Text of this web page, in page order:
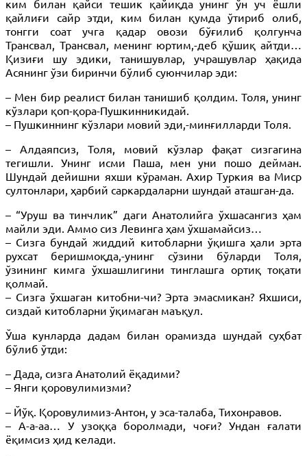
ким билан қайси тешик қайиқда унинг ўн уч ёшли
қайлиғи сайр этди, ким билан қумда ўтириб олиб,
тонгги соат учга қадар овози бўғилиб қолгунча
Трансвал, Трансвал, менинг юртим,-деб қўшиқ айтди…
Қизиғи шу эдики, танишувлар, учрашувлар ҳақида
Асянинг ўзи биринчи бўлиб суюнчилар эди:
– Мен бир реалист билан танишиб қолдим. Толя, унинг
кўзлари қоп-қора-Пушкинникидай.
– Пушкиннинг кўзлари мовий эди,-минғилларди Толя.
– Алдаяпсиз, Толя, мовий кўзлар фақат сизгагина
тегишли. Унинг исми Паша, мен уни пошо дейман.
Шундай дейишни яхши кўраман. Ахир Туркия ва Миср
султонлари, ҳарбий саркардаларни шундай аташган-да.
– “Уруш ва тинчлик” даги Анатолийга ўхшасангиз ҳам
майли эди. Аммо сиз Левинга ҳам ўхшамайсиз…
– Сизга бундай жиддий китобларни ўқишга ҳали эрта
рухсат беришмоқда,-унинг сўзини бўларди Толя,
ўзининг кимга ўхшашлигини тинглашга ортиқ тоқати
қолмай.
– Сизга ўхшаган китобни-чи? Эрта эмасмикан? Яхшиси,
сиздай китобларни ўқимаган маъқул.
Ўша кунларда дадам билан орамизда шундай суҳбат
бўлиб ўтди:
– Дада, сизга Анатолий ёқадими?
– Янги қоровулимизми?
– Йўқ. Қоровулимиз-Антон, у эса-талаба, Тихонравов.
– А-а-аа… У узоққа боролмади, чоғи? Ундан ғалати
ёқимсиз ҳид келади.